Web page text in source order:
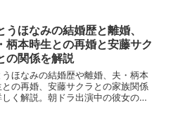
の現在の画像や谷原章介さんとの馴
め、さらに彼女の長男と...
うほなみの結婚歴と離婚、
柄本時生との再婚と安藤サク
の関係を解説
うほなみの結婚歴や離婚、夫・柄本
との再婚、安藤サクラとの家族関係
しく解説。朝ドラ出演中の彼女の魅